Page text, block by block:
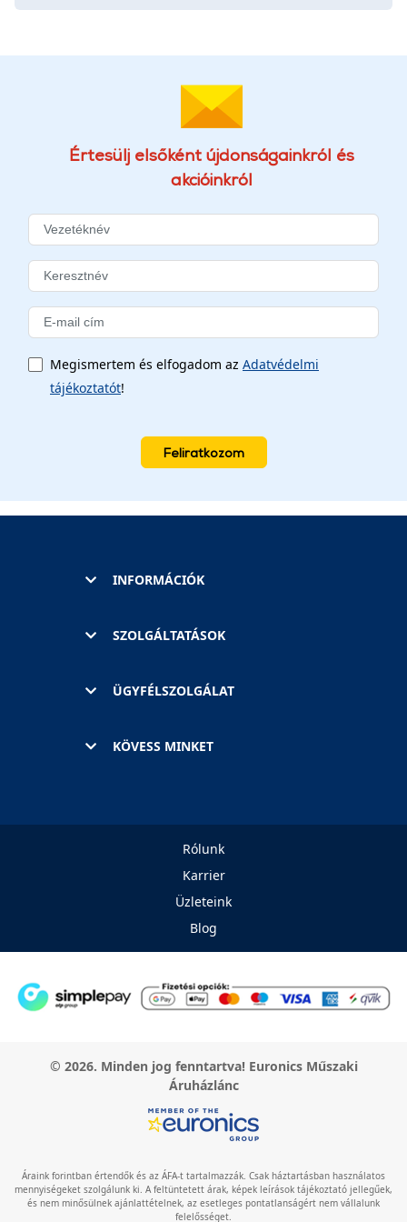
Értesülj elsőként újdonságainkról és
akcióinkról
Megismertem és elfogadom az Adatvédelmi
tájékoztatót!
Feliratkozom
INFORMÁCIÓK
SZOLGÁLTATÁSOK
ÜGYFÉLSZOLGÁLAT
KÖVESS MINKET
Rólunk
Karrier
Üzleteink
Blog
© 2026. Minden jog fenntartva! Euronics Műszaki
Áruházlánc
Áraink forintban értendők és az ÁFA-t tartalmazzák. Csak háztartásban használatos
mennyiségeket szolgálunk ki. A feltüntetett árak, képek leírások tájékoztató jellegűek,
és nem minősülnek ajánlattételnek, az esetleges pontatlanságért nem vállalunk
felelősséget.